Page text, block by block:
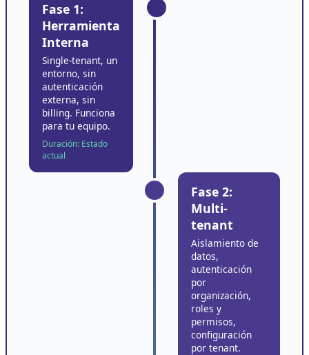
Fase 1:
Herramienta
Interna
Single-tenant, un
entorno, sin
autenticación
externa, sin
billing. Funciona
para tu equipo.
Duración: Estado
actual
Fase 2:
Multi-
tenant
Aislamiento de
datos,
autenticación
por
organización,
roles y
permisos,
configuración
por tenant.